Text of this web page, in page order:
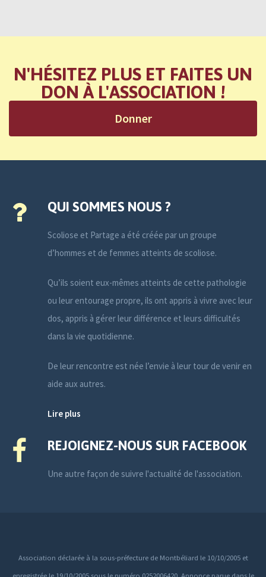
N'HÉSITEZ PLUS ET FAITES UN
DON À L'ASSOCIATION !
Donner
QUI SOMMES NOUS ?
Scoliose et Partage a été créée par un groupe
d’hommes et de femmes atteints de scoliose.
Qu’ils soient eux-mêmes atteints de cette pathologie
ou leur entourage propre, ils ont appris à vivre avec leur
dos, appris à gérer leur différence et leurs difficultés
dans la vie quotidienne.
De leur rencontre est née l’envie à leur tour de venir en
aide aux autres.
Lire plus
REJOIGNEZ-NOUS SUR FACEBOOK
Une autre façon de suivre l'actualité de l'association.
Association déclarée à la sous-préfecture de Montbéliard le 10/10/2005 et